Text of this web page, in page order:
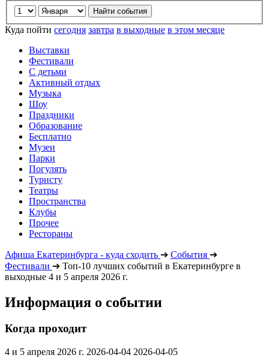
Куда пойти сегодня завтра в выходные в этом месяце
Выставки
Фестивали
С детьми
Активный отдых
Музыка
Шоу
Праздники
Образование
Бесплатно
Музеи
Парки
Погулять
Туристу
Театры
Пространства
Клубы
Прочее
Рестораны
Афиша Екатеринбурга - куда сходить ➔ События ➔
Фестивали ➔ Топ-10 лучших событий в Екатеринбурге в
выходные 4 и 5 апреля 2026 г.
Информация о событии
Когда проходит
4 и 5 апреля 2026 г. 2026-04-04 2026-04-05